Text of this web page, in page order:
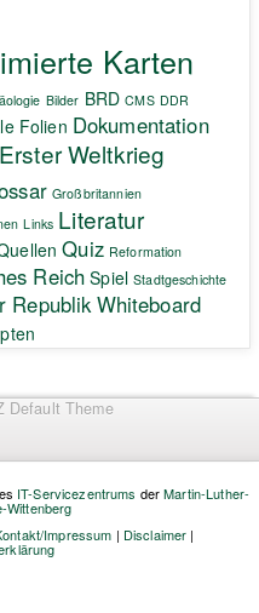
Karten
Bilder BRD CMS DDR
Folien Dokumentation
Erster Weltkrieg
Großbritannien
Links Literatur
Quiz Reformation
Reich Spiel Stadtgeschichte
Republik Whiteboard
Default Theme
IT-Servicezentrums derMartin-Luther-
Wittenberg
Impressum | Disclaimer |